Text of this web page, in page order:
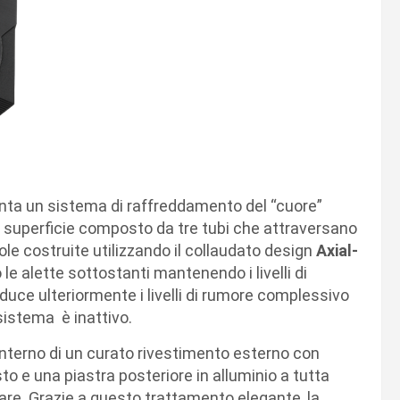
un sistema di raffreddamento del “cuore”
composto da tre tubi che attraversano
costruite utilizzando il collaudato design Axial-
alette sottostanti mantenendo i livelli di
ulteriormente i livelli di rumore complessivo
è inattivo.
di un curato rivestimento esterno con
e una piastra posteriore in alluminio a tutta